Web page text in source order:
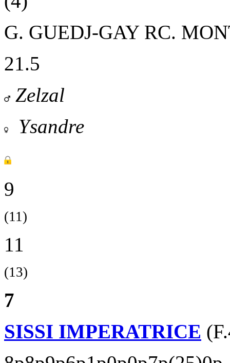
G. GUEDJ-GAY RC.
21.5
Zelzal
Ysandre
9
(11)
11
(13)
7
SISSI IMPERATRICE